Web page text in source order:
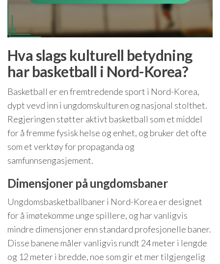
Hva slags kulturell betydning
har basketball i Nord-Korea?
Basketball er en fremtredende sport i Nord-Korea,
dypt vevd inn i ungdomskulturen og nasjonal stolthet.
Regjeringen støtter aktivt basketball som et middel
for å fremme fysisk helse og enhet, og bruker det ofte
som et verktøy for propaganda og
samfunnsengasjement.
Dimensjoner på ungdomsbaner
Ungdomsbasketballbaner i Nord-Korea er designet
for å imøtekomme unge spillere, og har vanligvis
mindre dimensjoner enn standard profesjonelle baner.
Disse banene måler vanligvis rundt 24 meter i lengde
og 12 meter i bredde, noe som gir et mer tilgjengelig